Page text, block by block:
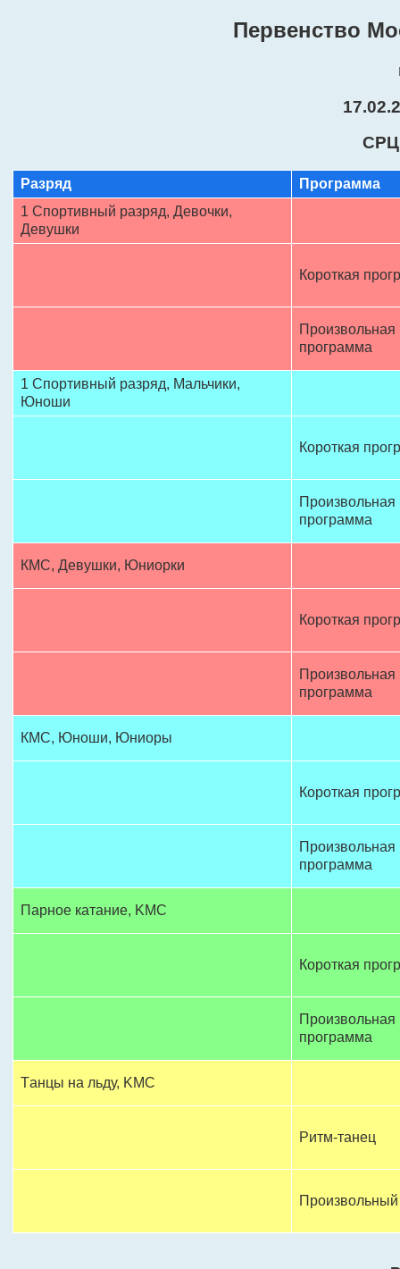
Первенство
СРЦ
Разряд
Программа
1 Спортивный разряд, Девочки,
Девушки
Короткая
Произвольная
программа
1 Спортивный разряд, Mальчики,
Юноши
Короткая
Произвольная
программа
КМC, Девушки, Юниорки
Короткая
Произвольная
программа
КMС, Юнoши, Юниоры
Короткая
Произвольная
программа
Пaрное катание, KМС
Короткая
Произвольная
программа
Tанцы на льду, KМС
Ритм-танец
Произвольный